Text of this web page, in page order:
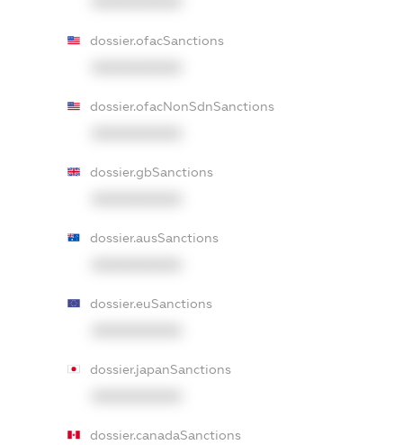
dossier.ofacSanctions
dossier.ofacNonSdnSanctions
dossier.gbSanctions
dossier.ausSanctions
dossier.euSanctions
dossier.japanSanctions
dossier.canadaSanctions